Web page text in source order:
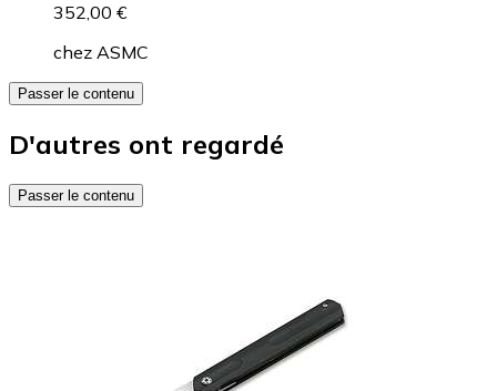
352,00 €
chez ASMC
Passer le contenu
D'autres ont regardé
Passer le contenu